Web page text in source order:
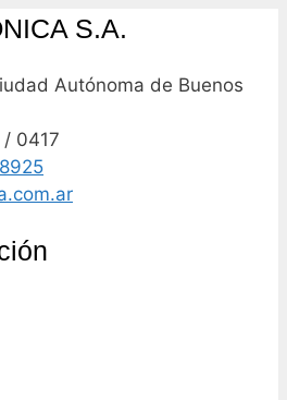
S.A.
Autónoma de Buenos
0417